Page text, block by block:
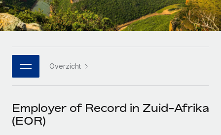
Platform
Ingebouwde essentiële HR-functies voor je team
Integraties
DIENSTEN
Enterprise
Global HR voor grote bedrijven
WERK MET ONS SAMEN
Strategische technologiepartners
Een partner worden
Ontdek hoe je met ons kunt samenwerken
HR-woordenlijst
Checklists en templates
Webinars
Newsroom
Italiano
Português (Portugal)
日本語
한국어
Overzicht
Employer of Record in Zuid-Afrika
(EOR)